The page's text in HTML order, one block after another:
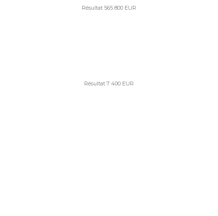
Résultat 565 800 EUR
Résultat 7 400 EUR